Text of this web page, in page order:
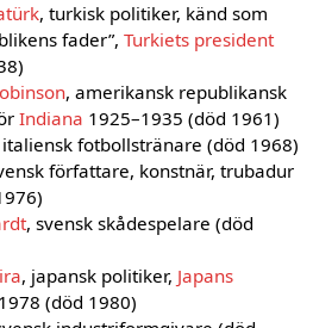
, turkisk politiker, känd som
fader”,Turkiets president
, amerikansk republikansk
Indiana 1925–1935 (död 1961)
italiensk fotbollstränare (död 1968)
författare, konstnär, trubadur
, svensk skådespelare (död
, japansk politiker, Japans
(död 1980)